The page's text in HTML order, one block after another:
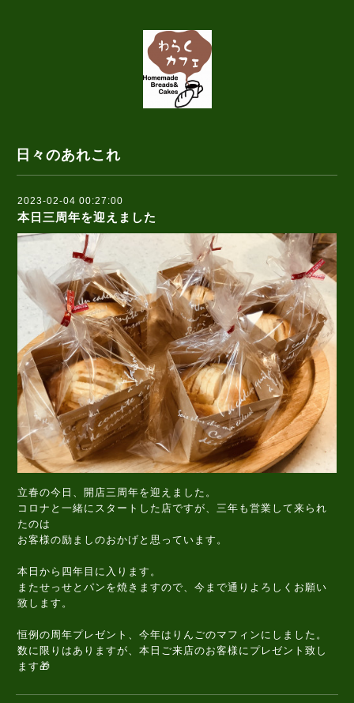
日々のあれこれ
2023-02-04 00:27:00
本日三周年を迎えました
立春の今日、開店三周年を迎えました。
コロナと一緒にスタートした店ですが、三年も営業して来られ
たのは
お客様の励ましのおかげと思っています。
本日から四年目に入ります。
またせっせとパンを焼きますので、今まで通りよろしくお願い
致します。
恒例の周年プレゼント、今年はりんごのマフィンにしました。
数に限りはありますが、本日ご来店のお客様にプレゼント致し
ます🎁